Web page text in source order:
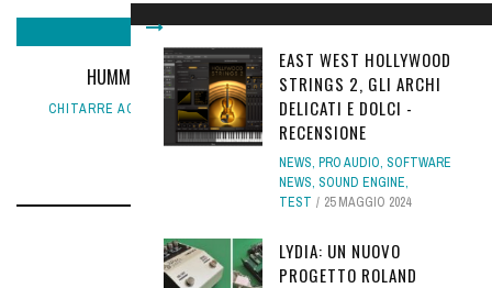
HUMMINGBIRD TRIBUTE: TRE NUOVE EPIPHONE!
CHITARRE ACUSTICHE,CHITARRE E BASSI,CHITARRE NEWS
NEWS
15 GIUGNO 2026
LEAVE A REPLY
EAST WEST HOLLYWOOD
STRINGS 2, GLI ARCHI
DELICATI E DOLCI -
RECENSIONE
NEWS, PRO AUDIO, SOFTWARE
NEWS, SOUND ENGINE,
TEST
25 MAGGIO 2024
LYDIA: UN NUOVO
PROGETTO ROLAND